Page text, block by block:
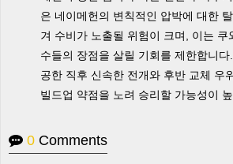
은 네이메헌의 변칙적인 압박에 대한
겨 수비가 노출될 위험이 크며, 이는 쿠
수들의 장점을 살릴 기회를 제한합니
공한 직후 신속한 전개와 후반 교체 우
빌드업 약점을 노려 승리할 가능성이
0 Comments